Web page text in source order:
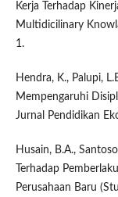
Kerja Terhadap
Multidicilinary
1.
Hendra, K., Palupi,
Mempengaruhi
Jurnal Pendidikan
Husain, B.A.,
Terhadap
Perusahaan Baru